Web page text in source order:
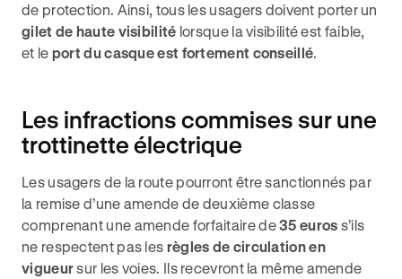
de protection. Ainsi, tous les usagers doivent porter un
gilet de haute visibilité lorsque la visibilité est faible,
et le port du casque est fortement conseillé.
Les infractions commises sur une
trottinette électrique
Les usagers de la route pourront être sanctionnés par
la remise d’une amende de deuxième classe
comprenant une amende forfaitaire de35 euros s’ils
ne respectent pas les règles de circulation en
vigueursur les voies. Ils recevront la même amende